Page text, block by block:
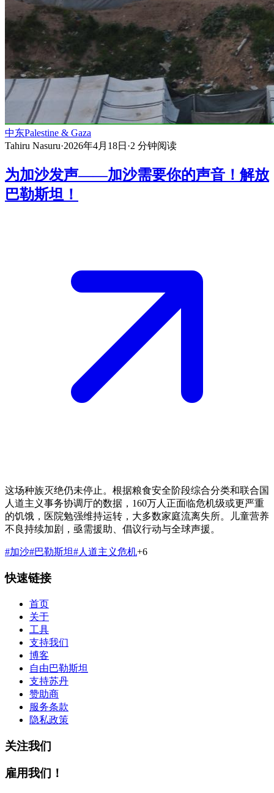
中东Palestine & Gaza
Tahiru Nasuru·2026年4月18日 ·2 分钟阅读
为加沙发声——加沙需要你的声音！解放
巴勒斯坦！
这场种族灭绝仍未停止。根据粮食安全阶段综合分类和联合国
人道主义事务协调厅的数据，160万人正面临危机级或更严重
的饥饿，医院勉强维持运转，大多数家庭流离失所。儿童营养
不良持续加剧，亟需援助、倡议行动与全球声援。
#加沙#巴勒斯坦#人道主义危机+6
快速链接
首页
关于
工具
支持我们
博客
自由巴勒斯坦
支持苏丹
赞助商
服务条款
隐私政策
关注我们
雇用我们！